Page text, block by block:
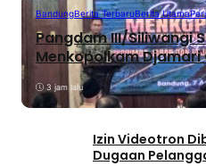
BandungBerita TerbaruBerita Utama
Pangdam III/Siliwangi
Menkopolkam
3 jam lalu
Izin Videotron
Dugaan